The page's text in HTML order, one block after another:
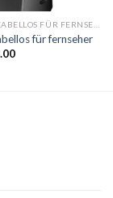
für fernseher